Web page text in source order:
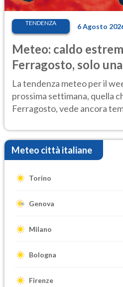
TENDENZA 6 Agosto
Meteo: caldo
Ferragosto, solo
Ecco dove
La tendenza meteo per il
prossima settimana, quella
Ferragosto, vede ancora
Meteo città italiane
Torino
Genova
Milano
Bologna
Firenze